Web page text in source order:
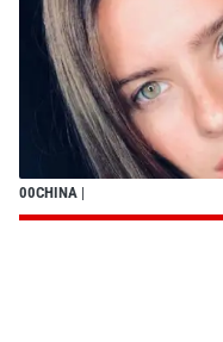
00CHINA |